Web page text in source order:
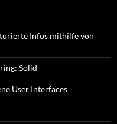
Infos mithilfe von
Solid
User Interfaces